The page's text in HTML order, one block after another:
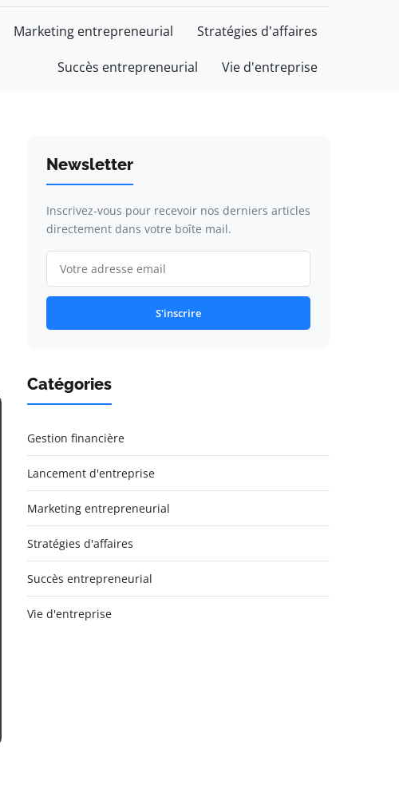
Marketing entrepreneurial Stratégies d'affaires
Succès entrepreneurial Vie d'entreprise
Newsletter
Inscrivez-vous pour recevoir nos derniers articles
directement dans votre boîte mail.
S'inscrire
Catégories
Gestion financière
Lancement d'entreprise
Marketing entrepreneurial
Stratégies d'affaires
Succès entrepreneurial
Vie d'entreprise